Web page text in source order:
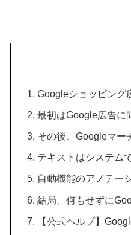
Googleショッピング
最初はGoogle広告に
その後、Googleマー
テキストはシステム
自動機能のアノテー
結局、何もせずに
【公式ヘルプ】